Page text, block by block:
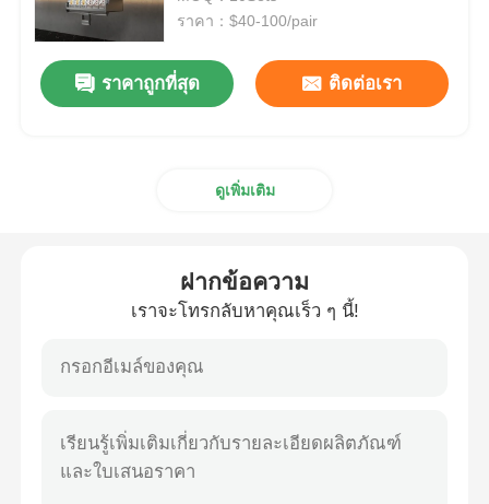
สไลด์ชุดเดิน
อ่างล้างจานและก๊อกน้ำ
ราคา：$40-100/pair
ราคาถูกที่สุด ติดต่อเรา
ดูเพิ่มเติม
ฝากข้อความ
เราจะโทรกลับหาคุณเร็ว ๆ นี้!